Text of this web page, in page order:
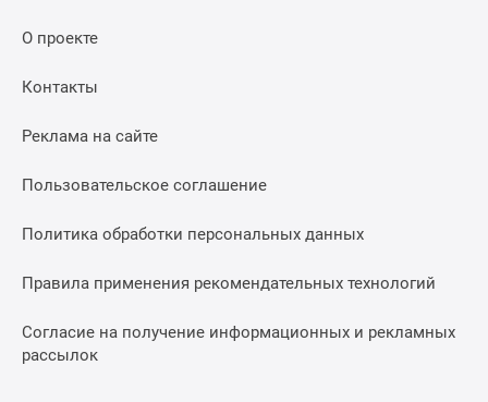
О проекте
Контакты
Реклама на сайте
Пользовательское соглашение
Политика обработки персональных данных
Правила применения рекомендательных технологий
Согласие на получение информационных и рекламных
рассылок